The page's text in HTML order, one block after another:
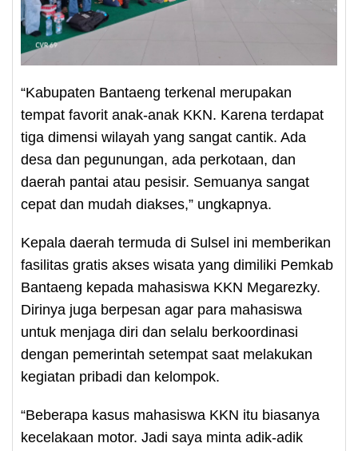
“Kabupaten Bantaeng terkenal merupakan
tempat favorit anak-anak KKN. Karena terdapat
tiga dimensi wilayah yang sangat cantik. Ada
desa dan pegunungan, ada perkotaan, dan
daerah pantai atau pesisir. Semuanya sangat
cepat dan mudah diakses,” ungkapnya.
Kepala daerah termuda di Sulsel ini memberikan
fasilitas gratis akses wisata yang dimiliki Pemkab
Bantaeng kepada mahasiswa KKN Megarezky.
Dirinya juga berpesan agar para mahasiswa
untuk menjaga diri dan selalu berkoordinasi
dengan pemerintah setempat saat melakukan
kegiatan pribadi dan kelompok.
“Beberapa kasus mahasiswa KKN itu biasanya
kecelakaan motor. Jadi saya minta adik-adik